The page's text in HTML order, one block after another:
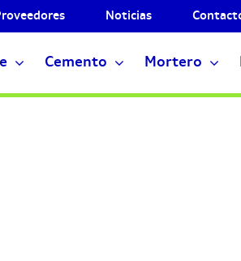
Noticias
Cemento Mortero